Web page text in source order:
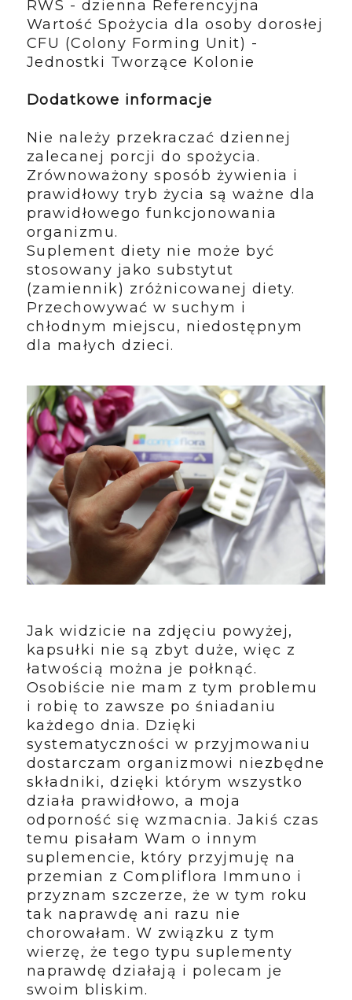
RWS - dzienna Referencyjna
Wartość Spożycia dla osoby dorosłej
CFU (Colony Forming Unit) -
Jednostki Tworzące Kolonie
Dodatkowe informacje
Nie należy przekraczać dziennej
zalecanej porcji do spożycia.
Zrównoważony sposób żywienia i
prawidłowy tryb życia są ważne dla
prawidłowego funkcjonowania
organizmu.
Suplement diety nie może być
stosowany jako substytut
(zamiennik) zróżnicowanej diety.
Przechowywać w suchym i
chłodnym miejscu, niedostępnym
dla małych dzieci.
Jak widzicie na zdjęciu powyżej,
kapsułki nie są zbyt duże, więc z
łatwością można je połknąć.
Osobiście nie mam z tym problemu
i robię to zawsze po śniadaniu
każdego dnia. Dzięki
systematyczności w przyjmowaniu
dostarczam organizmowi niezbędne
składniki, dzięki którym wszystko
działa prawidłowo, a moja
odporność się wzmacnia. Jakiś czas
temu pisałam Wam o innym
suplemencie, który przyjmuję na
przemian z Compliflora Immuno i
przyznam szczerze, że w tym roku
tak naprawdę ani razu nie
chorowałam. W związku z tym
wierzę, że tego typu suplementy
naprawdę działają i polecam je
swoim bliskim.